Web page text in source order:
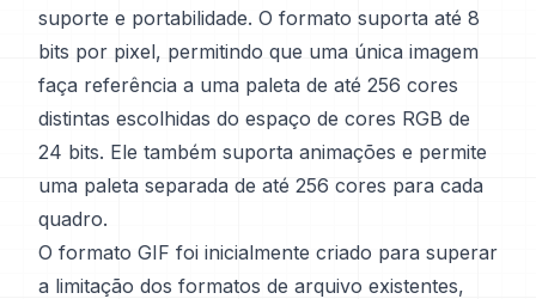
suporte e portabilidade. O formato suporta até 8
bits por pixel, permitindo que uma única imagem
faça referência a uma paleta de até 256 cores
distintas escolhidas do espaço de cores RGB de
24 bits. Ele também suporta animações e permite
uma paleta separada de até 256 cores para cada
quadro.
O formato GIF foi inicialmente criado para superar
a limitação dos formatos de arquivo existentes,